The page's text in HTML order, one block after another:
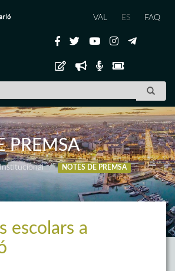
VAL ES FAQ
PREMSA
NOTES DE PREMSA
escolars a